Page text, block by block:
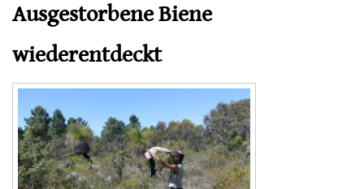
Ausgestorbene Biene
wiederentdeckt